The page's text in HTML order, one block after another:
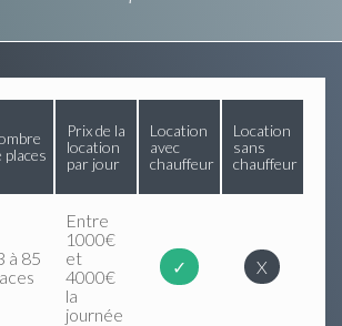
places
Prix de la
location
par jour
Location
avec
chauffeur
Location
sans
chauffeur
à 85
Entre
1000€
et
4000€
la
journée
✓ X